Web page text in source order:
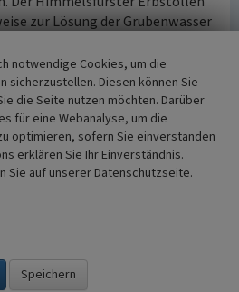
zur Lösung der Grubenwasser
bereits 1877 stillgelegt
Erbstollen 1888 die
wurde zunächst verpachtet an
1937 von Zeche Theodor
Heinrich). Himmelsfürster
Zwangsversteigerung an die
Altendorf, kam 1925 zu Zeche
Heinrich. Das Zechenhaus
Erbstollen gehörte
Alexander Westhoff und
Wohnhaus.
notwendige Cookies, um die
sicherzustellen. Diesen können Sie
die Seite nutzen möchten. Darüber
für eine Webanalyse, um die
optimieren, sofern Sie einverstanden
erklären Sie Ihr Einverständnis.
Sie auf unserer Datenschutzseite.